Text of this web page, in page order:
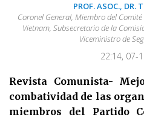
PROF. ASOC., DR.
Coronel General, Miembro del
Vietnam, Subsecretario de la
Viceministro de
22:14, 07-
Revista Comunista-
combatividad de las
miembros del Partido